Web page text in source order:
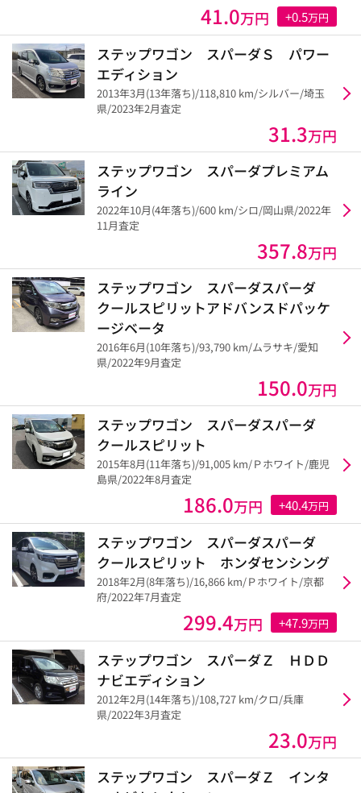
41.0万円 +0.5万円
ステップワゴン スパーダＳ パワー
エディション
2013年3月(13年落ち)/118,810 km/シルバー/埼玉
県/2023年2月査定
31.3万円
ステップワゴン スパーダプレミアム
ライン
2022年10月(4年落ち)/600 km/シロ/岡山県/2022年
11月査定
357.8万円
ステップワゴン スパーダスパーダ
クールスピリットアドバンスドパッケ
ージベータ
2016年6月(10年落ち)/93,790 km/ムラサキ/愛知
県/2022年9月査定
150.0万円
ステップワゴン スパーダスパーダ
クールスピリット
2015年8月(11年落ち)/91,005 km/Ｐホワイト/鹿児
島県/2022年8月査定
186.0万円 +40.4万円
ステップワゴン スパーダスパーダ
クールスピリット ホンダセンシング
2018年2月(8年落ち)/16,866 km/Ｐホワイト/京都
府/2022年7月査定
299.4万円 +47.9万円
ステップワゴン スパーダＺ ＨＤＤ
ナビエディション
2012年2月(14年落ち)/108,727 km/クロ/兵庫
県/2022年3月査定
23.0万円
ステップワゴン スパーダＺ インタ